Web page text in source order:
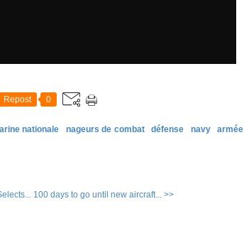
Repost 0
nationale nageurs de combat défense navy
armée
100 days to go until new aircraft... >>